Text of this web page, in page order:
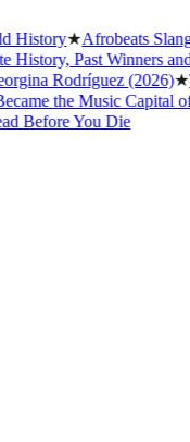
★Afrobeats Slang
Past Winners and
Rodríguez (2026)★
the Music Capital of
You Die